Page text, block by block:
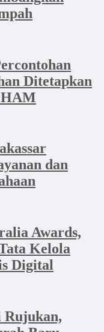
Ditetapkan
HAM
dan
Awards,
Kelola
Digital
Rujukan,